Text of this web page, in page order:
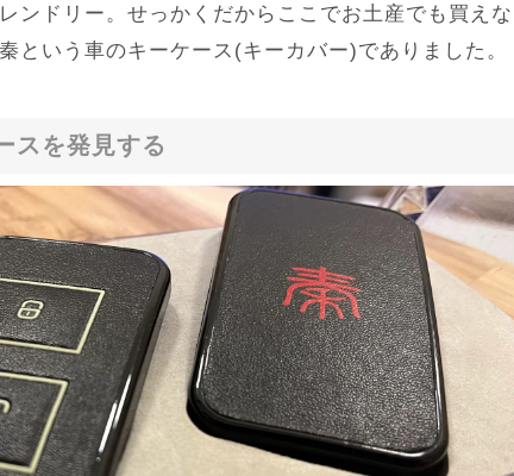
ンドリー。せっかくだからここでお土産でも買えな
という車のキーケース(キーカバー)でありました。
スを発見する